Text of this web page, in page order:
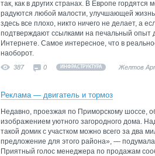
так, как в других странах. В Европе
радуются любой малости, улучшающей
здесь все плохо, никто ничего не делает, а
подтверждают ссылками на печальный опыт
Интернете. Самое интересное, что в
наоборот.
387 0 ИНФРАСТРУКТУРА Желтов
Реклама — двигатель и тормоз
Недавно, проезжая по Приморскому шоссе,
изображением уютного загородного дома.
такой домик с участком можно всего за два
предложение для этого района», —
Приятный голос менеджера по продажам